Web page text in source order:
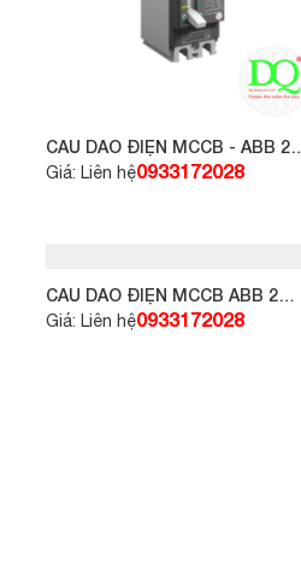
CẦU DAO ĐIỆN MCCB - ABB 2P
20A 30kA loại A1N
Giá: Liên hệ0933172028